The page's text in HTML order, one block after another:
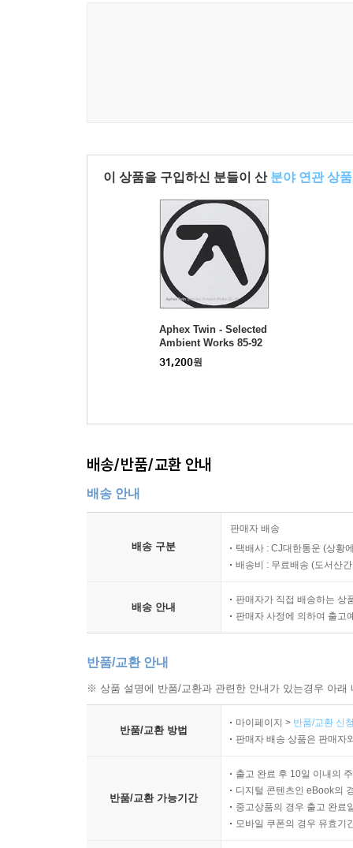
이 상품을 구입하신 분들이 산 분야 연관 상품
Aphex Twin - Selected
Ambient Works 85-92
(CD)
31,200원
배송/반품/교환 안내
배송 안내
배송 구분
판매자 배송
택배사 : CJ대한통운 (상황
배송비 : 무료배송 (도서산
배송 안내
판매자가 직접 배송하는 상
판매자 사정에 의하여 출고
반품/교환 안내
※ 상품 설명에 반품/교환과 관련한 안내가 있는경우 아
반품/교환 방법
마이페이지 > 반품/교환 신
판매자 배송 상품은 판매자
반품/교환 가능기간
출고 완료 후 10일 이내의
디지털 콘텐츠인 eBook의
중고상품의 경우 출고 완료
모바일 쿠폰의 경우 유효기